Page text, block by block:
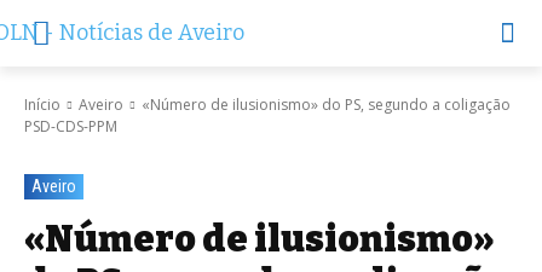
Início Aveiro
«Número de ilusionismo» do PS, segundo a coligação
PSD-CDS-PPM
Aveiro
«Número de ilusionismo»